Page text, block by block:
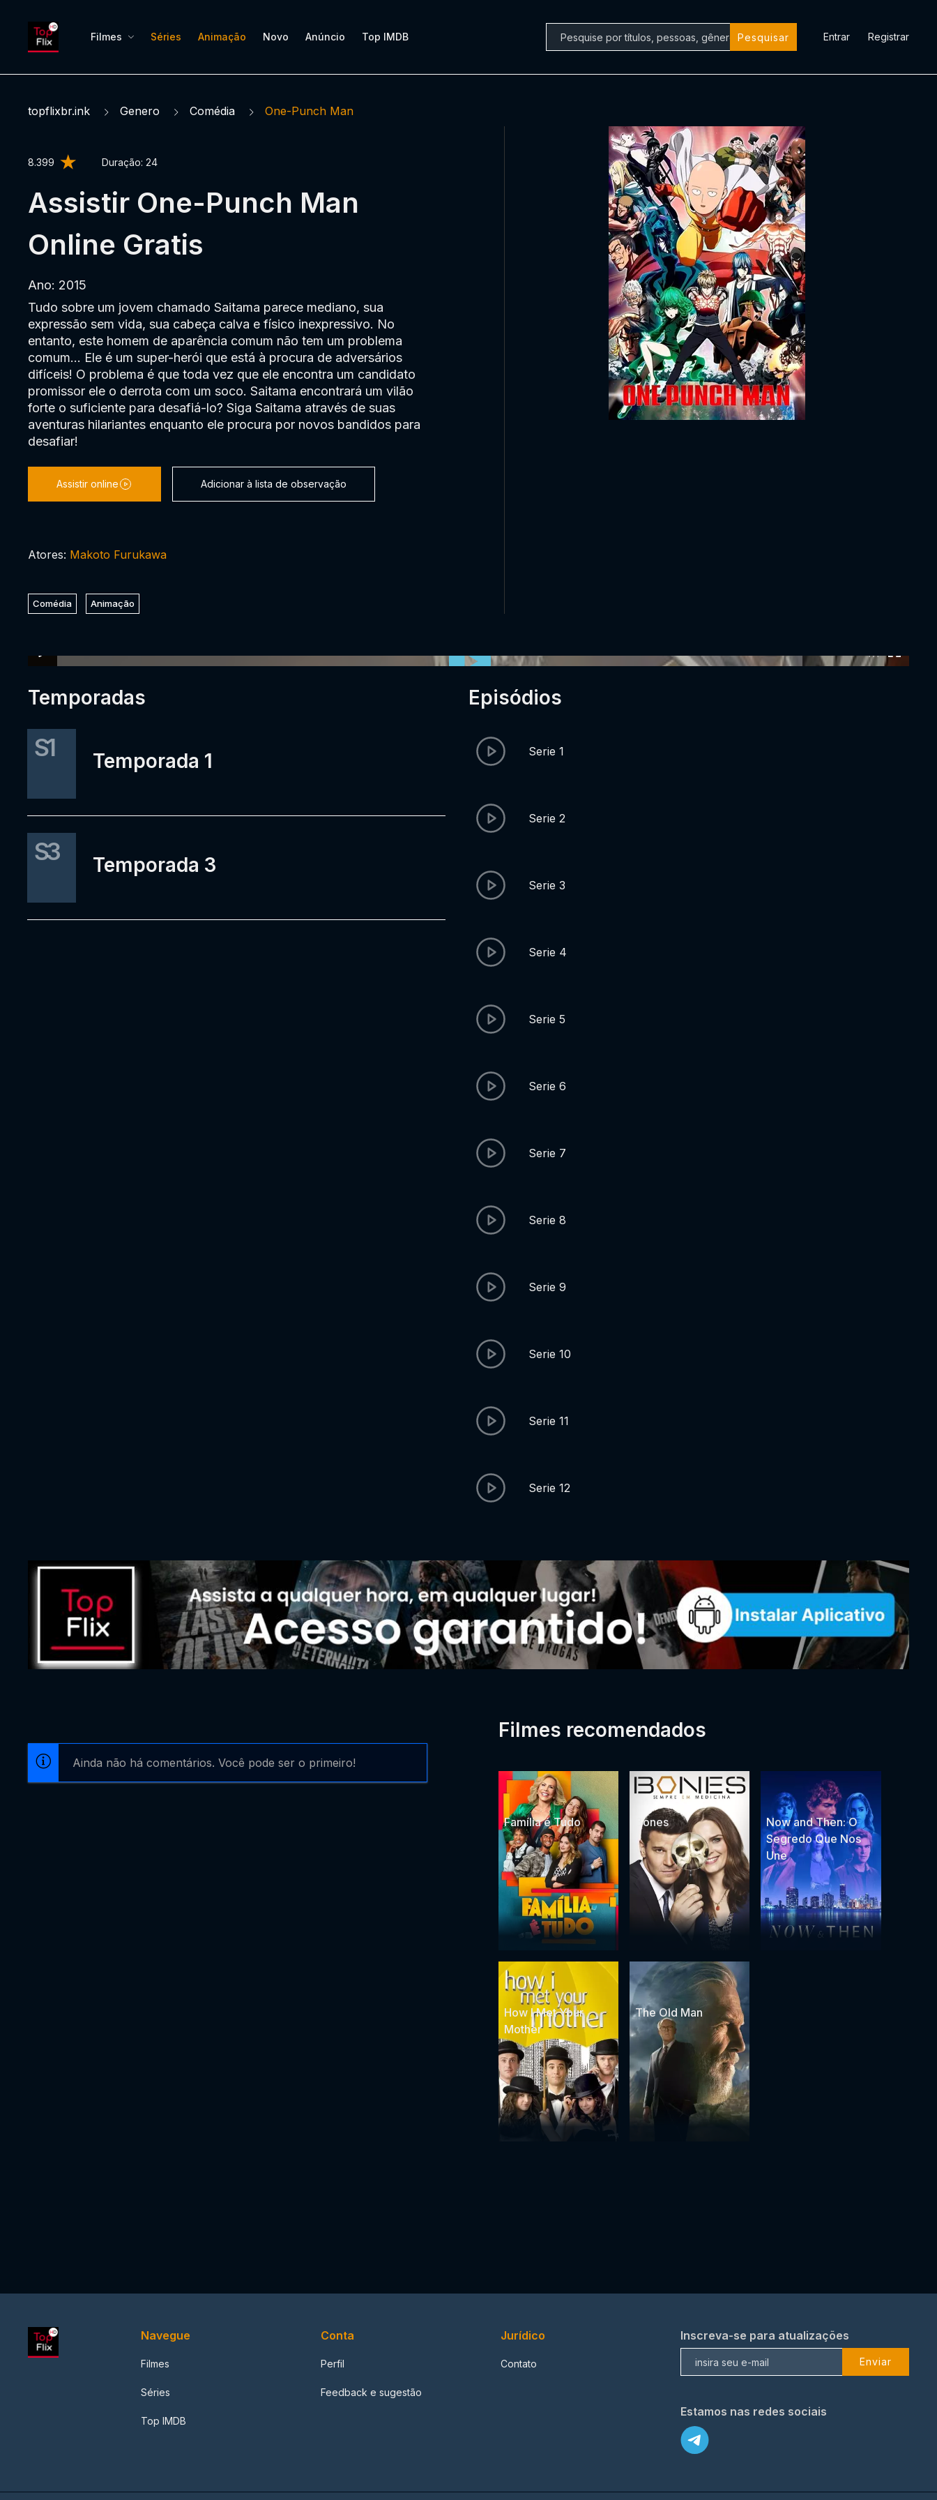
Filmes Séries Animação Novo Anúncio Top IMDB Pesquisar Entrar Registrar
topflixbr.ink Genero Comédia One-Punch Man
8.399 Duração: 24
Assistir One-Punch Man
Online Gratis
Ano: 2015
Tudo sobre um jovem chamado Saitama parece mediano, sua
expressão sem vida, sua cabeça calva e físico inexpressivo. No
entanto, este homem de aparência comum não tem um problema
comum... Ele é um super-herói que está à procura de adversários
difíceis! O problema é que toda vez que ele encontra um candidato
promissor ele o derrota com um soco. Saitama encontrará um vilão
forte o suficiente para desafiá-lo? Siga Saitama através de suas
aventuras hilariantes enquanto ele procura por novos bandidos para
desafiar!
Assistir online Adicionar à lista de observação
Atores: Makoto Furukawa
Comédia Animação
Temporadas
S1 Temporada 1
S3 Temporada 3
Episódios
Serie 1
Serie 2
Serie 3
Serie 4
Serie 5
Serie 6
Serie 7
Serie 8
Serie 9
Serie 10
Serie 11
Serie 12
Ainda não há comentários. Você pode ser o primeiro!
Filmes recomendados
Família é Tudo Bones
Now and Then: O
Segredo Que Nos
Une
How I Met Your
Mother
The Old Man
Navegue
Filmes
Séries
Top IMDB
Conta
Perfil
Feedback e sugestão
Jurídico
Contato
Inscreva-se para atualizações
Enviar
Estamos nas redes sociais